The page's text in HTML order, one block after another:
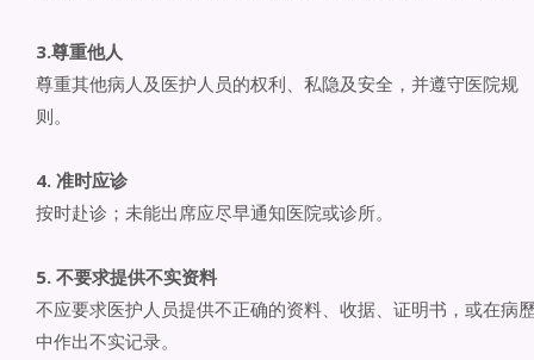
3.尊重他人
尊重其他病人及医护人员的权利、私隐及安全，并遵守医院规
则。
4. 准时应诊
按时赴诊；未能出席应尽早通知医院或诊所。
5. 不要求提供不实资料
不应要求医护人员提供不正确的资料、收据、证明书，或在病
中作出不实记录。